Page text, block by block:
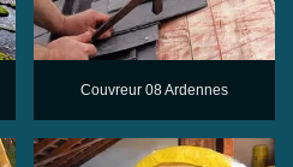
Couvreur 08 Ardennes